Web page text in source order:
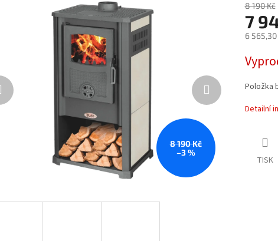
8 190 Kč
–3 %
8 190 Kč
7
6 565,30
cena:
Položka
Detailní
TISK